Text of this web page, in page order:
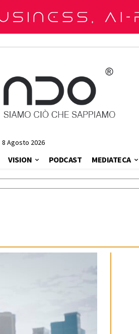
Agosto 2026
VISION PODCAST MEDIATECA